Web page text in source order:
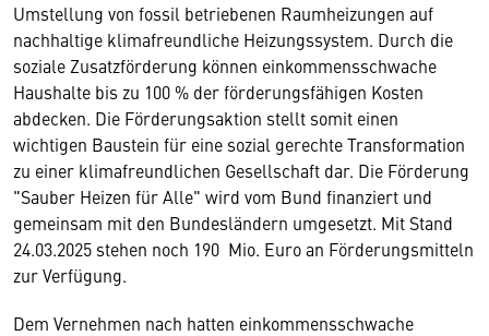
Umstellung von fossil betriebenen Raumheizungen auf
nachhaltige klimafreundliche Heizungssystem. Durch die
soziale Zusatzförderung können einkommensschwache
Haushalte bis zu 100 % der förderungsfähigen Kosten
abdecken. Die Förderungsaktion stellt somit einen
wichtigen Baustein für eine sozial gerechte Transformation
zu einer klimafreundlichen Gesellschaft dar. Die Förderung
"Sauber Heizen für Alle" wird vom Bund finanziert und
gemeinsam mit den Bundesländern umgesetzt. Mit Stand
24.03.2025 stehen noch 190 Mio. Euro an Förderungsmitteln
zur Verfügung.
Dem Vernehmen nach hatten einkommensschwache